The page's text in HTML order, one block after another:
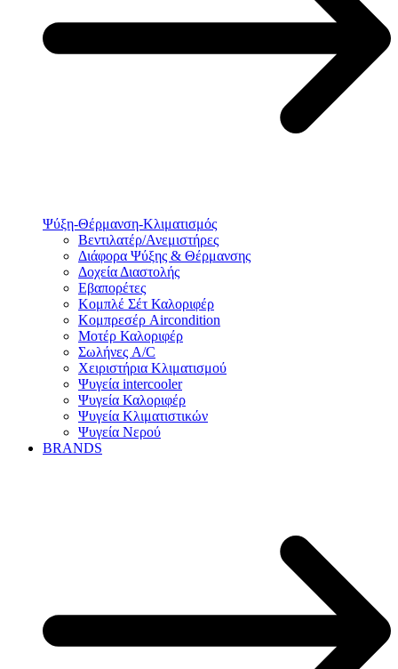
Ψύξη-Θέρμανση-Κλιματισμός
Βεντιλατέρ/Ανεμιστήρες
Διάφορα Ψύξης & Θέρμανσης
Δοχεία Διαστολής
Εβαπορέτες
Κομπλέ Σέτ Καλοριφέρ
Κομπρεσέρ Aircondition
Μοτέρ Καλοριφέρ
Σωλήνες A/C
Χειριστήρια Κλιματισμού
Ψυγεία intercooler
Ψυγεία Καλοριφέρ
Ψυγεία Κλιματιστικών
Ψυγεία Νερού
BRANDS